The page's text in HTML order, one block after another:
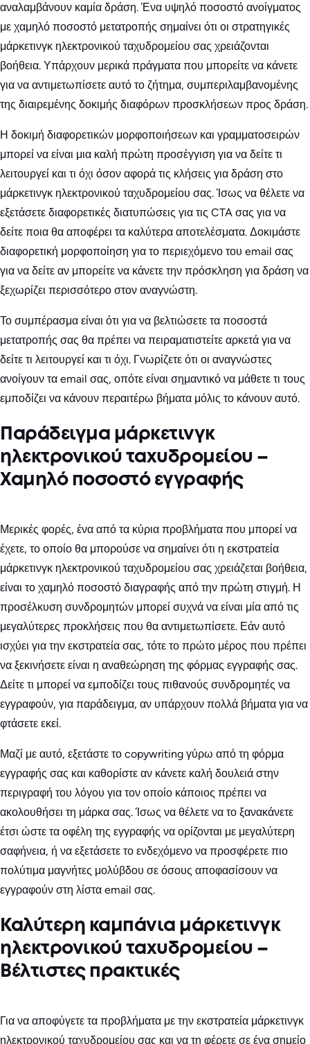
αναλαμβάνουν καμία δράση. Ένα υψηλό ποσοστό ανοίγματος
με χαμηλό ποσοστό μετατροπής σημαίνει ότι οι στρατηγικές
μάρκετινγκ ηλεκτρονικού ταχυδρομείου σας χρειάζονται
βοήθεια. Υπάρχουν μερικά πράγματα που μπορείτε να κάνετε
για να αντιμετωπίσετε αυτό το ζήτημα, συμπεριλαμβανομένης
της διαιρεμένης δοκιμής διαφόρων προσκλήσεων προς δράση.
Η δοκιμή διαφορετικών μορφοποιήσεων και γραμματοσειρών
μπορεί να είναι μια καλή πρώτη προσέγγιση για να δείτε τι
λειτουργεί και τι όχι όσον αφορά τις κλήσεις για δράση στο
μάρκετινγκ ηλεκτρονικού ταχυδρομείου σας. Ίσως να θέλετε να
εξετάσετε διαφορετικές διατυπώσεις για τις CTA σας για να
δείτε ποια θα αποφέρει τα καλύτερα αποτελέσματα. Δοκιμάστε
διαφορετική μορφοποίηση για το περιεχόμενο του email σας
για να δείτε αν μπορείτε να κάνετε την πρόσκληση για δράση να
ξεχωρίζει περισσότερο στον αναγνώστη.
Το συμπέρασμα είναι ότι για να βελτιώσετε τα ποσοστά
μετατροπής σας θα πρέπει να πειραματιστείτε αρκετά για να
δείτε τι λειτουργεί και τι όχι. Γνωρίζετε ότι οι αναγνώστες
ανοίγουν τα email σας, οπότε είναι σημαντικό να μάθετε τι τους
εμποδίζει να κάνουν περαιτέρω βήματα μόλις το κάνουν αυτό.
Παράδειγμα μάρκετινγκ
ηλεκτρονικού ταχυδρομείου –
Χαμηλό ποσοστό εγγραφής
Μερικές φορές, ένα από τα κύρια προβλήματα που μπορεί να
έχετε, το οποίο θα μπορούσε να σημαίνει ότι η εκστρατεία
μάρκετινγκ ηλεκτρονικού ταχυδρομείου σας χρειάζεται βοήθεια,
είναι το χαμηλό ποσοστό διαγραφής από την πρώτη στιγμή. Η
προσέλκυση συνδρομητών μπορεί συχνά να είναι μία από τις
μεγαλύτερες προκλήσεις που θα αντιμετωπίσετε. Εάν αυτό
ισχύει για την εκστρατεία σας, τότε το πρώτο μέρος που πρέπει
να ξεκινήσετε είναι η αναθεώρηση της φόρμας εγγραφής σας.
Δείτε τι μπορεί να εμποδίζει τους πιθανούς συνδρομητές να
εγγραφούν, για παράδειγμα, αν υπάρχουν πολλά βήματα για να
φτάσετε εκεί.
Μαζί με αυτό, εξετάστε το copywriting γύρω από τη φόρμα
εγγραφής σας και καθορίστε αν κάνετε καλή δουλειά στην
περιγραφή του λόγου για τον οποίο κάποιος πρέπει να
ακολουθήσει τη μάρκα σας. Ίσως να θέλετε να το ξανακάνετε
έτσι ώστε τα οφέλη της εγγραφής να ορίζονται με μεγαλύτερη
σαφήνεια, ή να εξετάσετε το ενδεχόμενο να προσφέρετε πιο
πολύτιμα μαγνήτες μολύβδου σε όσους αποφασίσουν να
εγγραφούν στη λίστα email σας.
Καλύτερη καμπάνια μάρκετινγκ
ηλεκτρονικού ταχυδρομείου –
Βέλτιστες πρακτικές
Για να αποφύγετε τα προβλήματα με την εκστρατεία μάρκετινγκ
ηλεκτρονικού ταχυδρομείου σας και να τη φέρετε σε ένα σημείο